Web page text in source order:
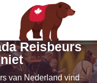
Reisbeurs
van Nederland vind